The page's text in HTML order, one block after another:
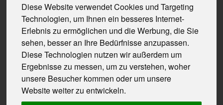
Diese Website verwendet Cookies und Targeting
Technologien, um Ihnen ein besseres Internet-
Erlebnis zu ermöglichen und die Werbung, die Sie
sehen, besser an Ihre Bedürfnisse anzupassen.
Diese Technologien nutzen wir außerdem um
Ergebnisse zu messen, um zu verstehen, woher
unsere Besucher kommen oder um unsere
Website weiter zu entwickeln.